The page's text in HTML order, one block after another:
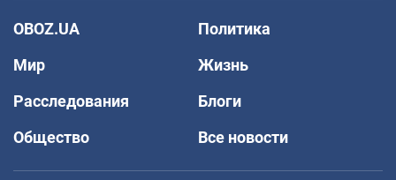
OBOZ.UA
Политика
Мир
Жизнь
Расследования
Блоги
Общество
Все новости